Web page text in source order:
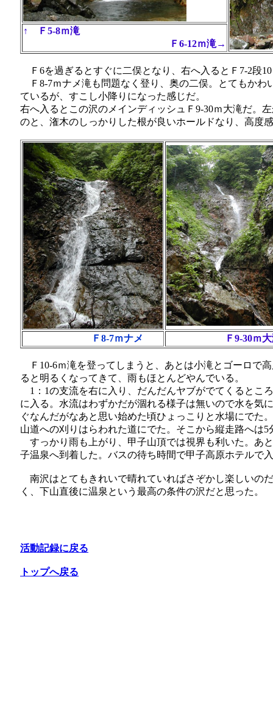
↑ Ｆ5-8ｍ滝
Ｆ6-12ｍ滝→
Ｆ6を過ぎるとすぐに二俣となり、右へ入るとＦ7-2段
Ｆ8-7ｍナメ滝も問題なく登り、奥の二俣。とてもかわ
ているが、すこし小降りになった感じだ。
右へ入るとこの沢のメインディッシュＦ9-30ｍ大滝だ。
のと、潅木のしっかりした根が良いホールドなり、高度
Ｆ8-7ｍナメ Ｆ9-30ｍ
Ｆ10-6ｍ滝を登ってしまうと、あとは小滝とゴーロで
ると明るくなってきて、雨もほとんどやんでいる。
1：1の支流を右に入り、だんだんヤブがでてくるとこ
に入る。水流はわずかだが涸れる様子は無いので水を気
ぐなんだがなあと思い始めた頃ひょっこりと水場にでた
山道への刈りはらわれた道にでた。そこから縦走路へは
すっかり雨も上がり、甲子山頂では視界も利いた。あ
子温泉へ到着した。バスの待ち時間で甲子高原ホテルで
南沢はとてもきれいで晴れていればさぞかし楽しいの
く、下山直後に温泉という最高の条件の沢だと思った。
活動記録に戻る
トップへ戻る